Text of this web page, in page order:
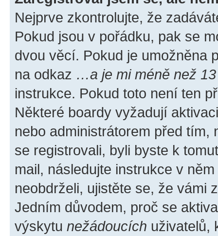
Nejprve zkontrolujte, že
Pokud jsou v pořádku, pak se
dvou věcí. Pokud je umožněna
na odkaz …a je mi méně než
instrukce. Pokud toto není ten
Některé boardy vyžadují
nebo administrátorem před tím,
se registrovali, byli byste k
mail, následujte instrukce v
neobdrželi, ujistěte se, že vámi
Jedním důvodem, proč se
výskytu nežádoucích uživatelů,